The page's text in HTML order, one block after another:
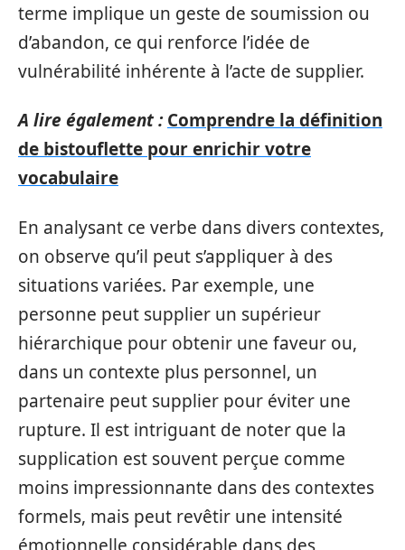
terme implique un geste de soumission ou
d’abandon, ce qui renforce l’idée de
vulnérabilité inhérente à l’acte de supplier.
A lire également : Comprendre la définition
de bistouflette pour enrichir votre
vocabulaire
En analysant ce verbe dans divers contextes,
on observe qu’il peut s’appliquer à des
situations variées. Par exemple, une
personne peut supplier un supérieur
hiérarchique pour obtenir une faveur ou,
dans un contexte plus personnel, un
partenaire peut supplier pour éviter une
rupture. Il est intriguant de noter que la
supplication est souvent perçue comme
moins impressionnante dans des contextes
formels, mais peut revêtir une intensité
émotionnelle considérable dans des